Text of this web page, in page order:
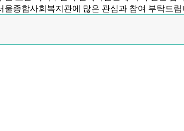
울종합사회복지관에 많은 관심과 참여 부탁드립